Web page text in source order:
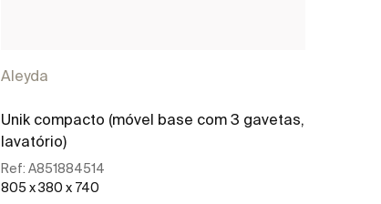
Aleyda
Unik compacto (móvel base com 3 gavetas,
lavatório)
Ref:A851884514
805 x 380 x 740